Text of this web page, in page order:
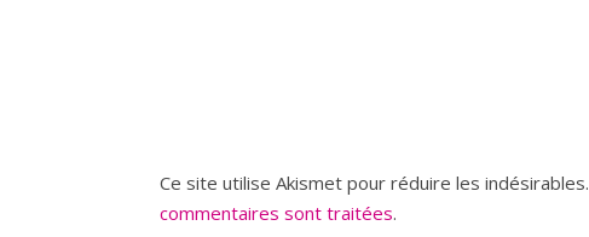
Ce site utilise Akismet pour réduire les indésirables.
commentaires sont traitées.